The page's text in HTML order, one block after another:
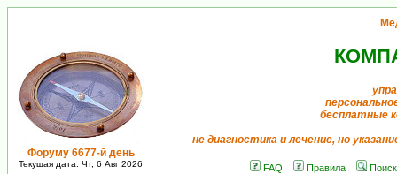
Форуму 6677-й день
Текущая дата: Чт, 6 Авг 2026
бесплатные
не диагностика и лечение, но
FAQ Правила
Поиск